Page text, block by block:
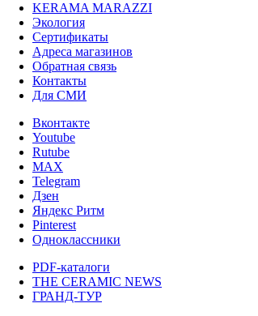
KERAMA MARAZZI
Экология
Сертификаты
Адреса магазинов
Обратная связь
Контакты
Для СМИ
Вконтакте
Youtube
Rutube
MAX
Telegram
Дзен
Яндекс Ритм
Pinterest
Одноклассники
PDF-каталоги
THE CERAMIC NEWS
ГРАНД-ТУР